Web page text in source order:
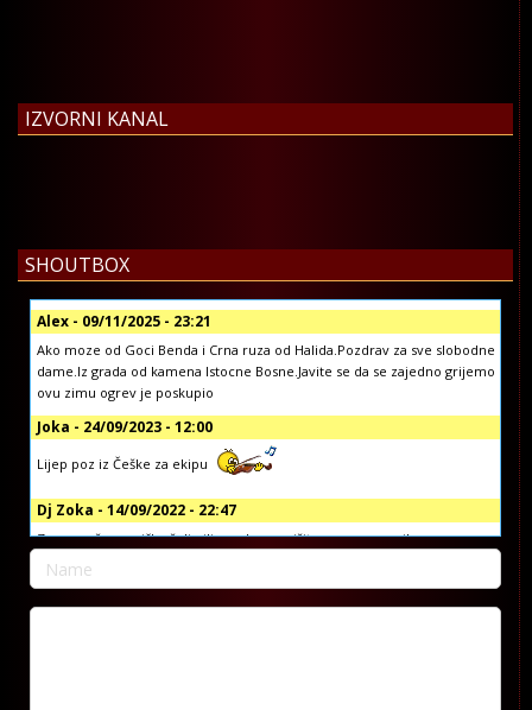
IZVORNI KANAL
SHOUTBOX
Alex - 09/11/2025 - 23:21
Ako moze od Goci Benda i Crna ruza od Halida.Pozdrav za sve slobodne
dame.Iz grada od kamena Istocne Bosne.Javite se da se zajedno grijemo
ovu zimu ogrev je poskupio
Joka - 24/09/2023 - 12:00
Lijep poz iz Češke za ekipu
Dj Zoka - 14/09/2022 - 22:47
Za sve vaše muzičke želje ili pozdrave, pišite nam na email:
info@koprivljanskiradio.com ili na facebook stranici Koprivljanski Radio
official ili putem vibera i whatsap-a na broj: +38765/676-082